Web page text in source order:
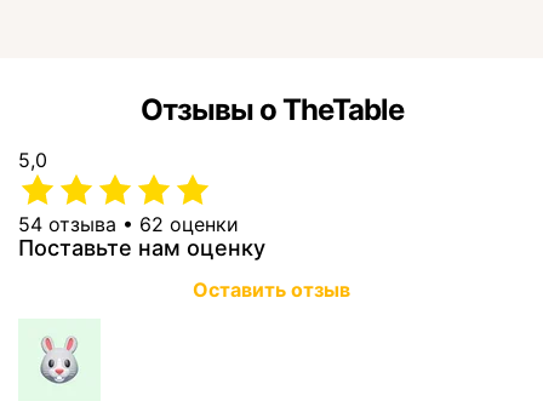
Отзывы о TheTable
5,0
54 отзыва • 62 оценки
Поставьте нам оценку
Оставить отзыв